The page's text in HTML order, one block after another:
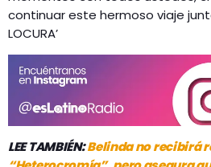
continuar este hermoso viaje
LOCURA’
LEE TAMBIÉN:Belinda no recibirá